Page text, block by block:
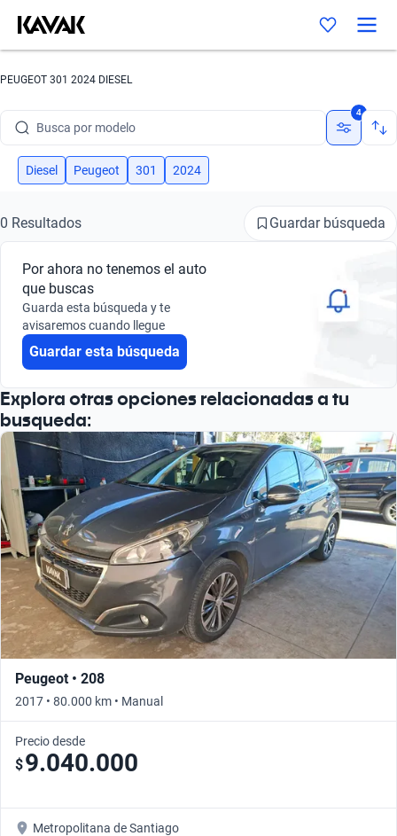
PEUGEOT 301 2024 DIESEL
Busca por modelo
Busca por versión
Busca por marca
Busca por modelo
Busca por versión
4
Diesel Peugeot 301 2024
0 Resultados Guardar búsqueda
Por ahora no tenemos el auto
que buscas
Guarda esta búsqueda y te
avisaremos cuando llegue
Guardar esta búsqueda
Explora otras opciones relacionadas a tu
busqueda:
Peugeot • 208
2017 • 80.000 km • Manual
Precio desde
$9.040.000
Metropolitana de Santiago